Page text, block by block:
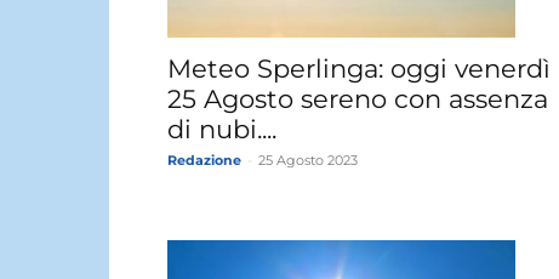
Meteo Sperlinga: oggi venerdì
25 Agosto sereno con assenza
di nubi....
Redazione 25 Agosto 2023